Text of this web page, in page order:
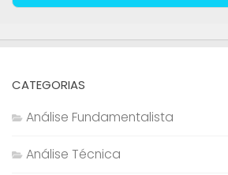
CATEGORIAS
Análise Fundamentalista
Análise Técnica